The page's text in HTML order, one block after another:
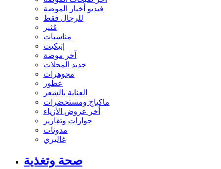
فيديو أخبار الموضة
للرجال فقط
مُثير
مناسبات
إتيكيت
آخر موضة
جديد المحلات
مجوهرات
عطور
العناية بالشعر
ماكياج ومستحضرات
أخر عروض الأزياء
حوارات وتقارير
مدونات
غاليري
صحة وتغذية